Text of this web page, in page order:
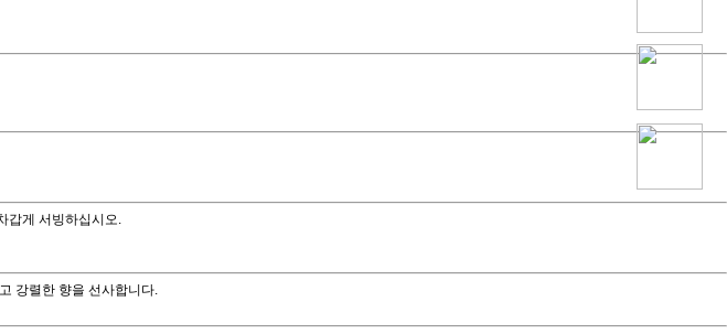
갑게 서빙하십시오.
강렬한 향을 선사합니다.